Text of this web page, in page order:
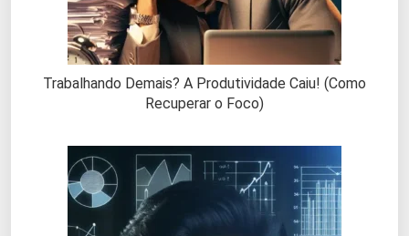
Trabalhando Demais? A Produtividade Caiu! (Como
Recuperar o Foco)